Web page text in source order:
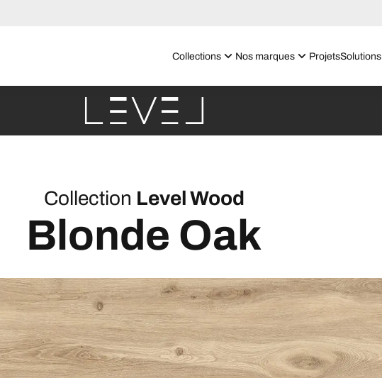
Collections Nos marques ProjetsSolutions
Collection Level Wood
Blonde Oak